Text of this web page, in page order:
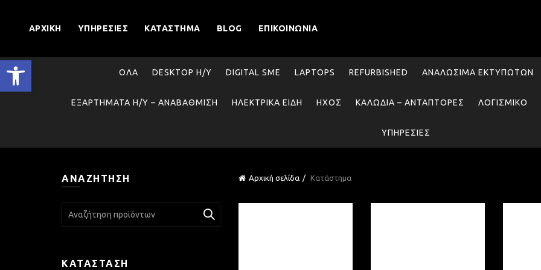
Ανοίξτε τη γραμμή εργαλείων
ΑΡΧΙΚΉ ΥΠΗΡΕΣΊΕΣ ΚΑΤΆΣΤΗΜΑ BLOG ΕΠΙΚΟΙΝΩΝΊΑ
ΌΛΑ DESKTOP Η/Υ DIGITAL SME LAPTOPS REFURBISHED ΑΝΑΛΏΣΙΜΑ ΕΚΤΥΠΩΤΏΝ
ΕΞΑΡΤΉΜΑΤΑ Η/Υ – ΑΝΑΒΆΘΜΙΣΗ ΗΛΕΚΤΡΙΚΆ ΕΊΔΗ ΉΧΟΣ ΚΑΛΏΔΙΑ – ΑΝΤΆΠΤΟΡΕΣ ΛΟΓΙΣΜΙΚΌ
ΥΠΗΡΕΣΊΕΣ
Αρχική σελίδα Κατάστημα
ΑΝΑΖΉΤΗΣΗ
Search
ΚΑΤΆΣΤΑΣΗ